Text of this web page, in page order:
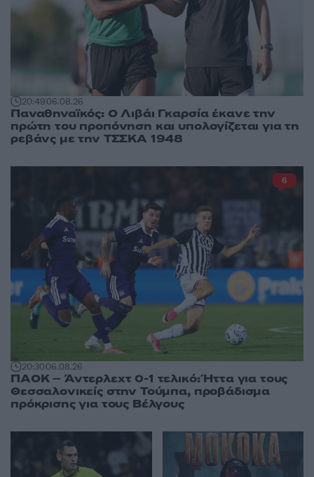
20:4906.08.26
Παναθηναϊκός: Ο Λιβάι Γκαρσία έκανε την
πρώτη του προπόνηση και υπολογίζεται για τη
ρεβάνς με την ΤΣΣΚΑ 1948
20:3006.08.26
ΠΑΟΚ – Άντερλεχτ 0-1 τελικό: Ήττα για τους
Θεσσαλονικείς στην Τούμπα, προβάδισμα
πρόκρισης για τους Βέλγους
6